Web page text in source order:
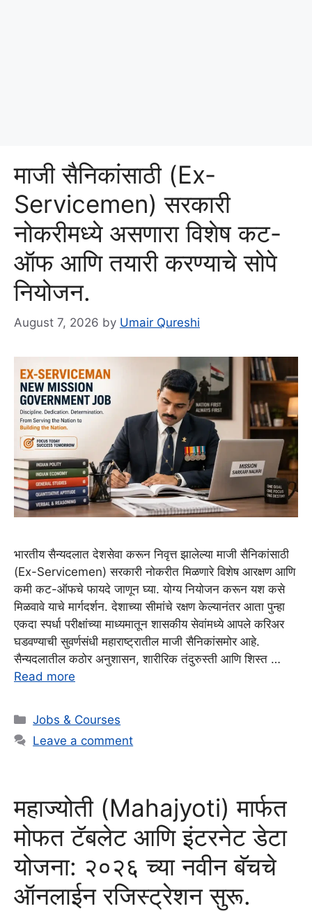
माजी सैनिकांसाठी (Ex-
Servicemen) सरकारी
नोकरीमध्ये असणारा विशेष कट-
ऑफ आणि तयारी करण्याचे सोपे
नियोजन.
August 7, 2026 by Umair Qureshi
भारतीय सैन्यदलात देशसेवा करून निवृत्त झालेल्या माजी सैनिकांसाठी
(Ex-Servicemen) सरकारी नोकरीत मिळणारे विशेष आरक्षण आणि
कमी कट-ऑफचे फायदे जाणून घ्या. योग्य नियोजन करून यश कसे
मिळवावे याचे मार्गदर्शन. देशाच्या सीमांचे रक्षण केल्यानंतर आता पुन्हा
एकदा स्पर्धा परीक्षांच्या माध्यमातून शासकीय सेवांमध्ये आपले करिअर
घडवण्याची सुवर्णसंधी महाराष्ट्रातील माजी सैनिकांसमोर आहे.
सैन्यदलातील कठोर अनुशासन, शारीरिक तंदुरुस्ती आणि शिस्त …
Read more
Categories
Jobs & Courses
Leave a comment
महाज्योती (Mahajyoti) मार्फत
मोफत टॅबलेट आणि इंटरनेट डेटा
योजना: २०२६ च्या नवीन बॅचचे
ऑनलाईन रजिस्ट्रेशन सुरू.